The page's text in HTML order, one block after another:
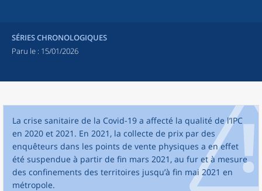
SÉRIES CHRONOLOGIQUES
Paru le : 15/01/2026
La crise sanitaire de la Covid-19 a affecté la qualité de l’IPC
en 2020 et 2021. En 2021, la collecte de prix par des
enquêteurs dans les points de vente physiques a en effet
été suspendue à partir de fin mars 2021, au fur et à mesure
des confinements des territoires jusqu’à fin mai 2021 en
métropole.